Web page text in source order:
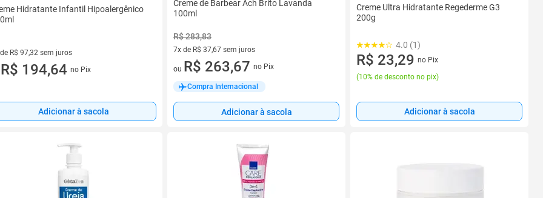
Hidratante Infantil Hipoalergênico
R$ 97,32 sem juros
de R$ 97,32 sem juros
R$ 194,64 no Pix
Adicionar à sacola
Creme de Barbear Ach Brito Lavanda
100ml
R$ 283,83
7x de R$ 37,67 sem juros
7 vez de R$ 37,67 sem juros
ou R$ 263,67 no Pix
Compra Internacional
Adicionar à sacola
Creme Ultra Hidratante Regederme G3
200g
4.0 (1)
R$ 23,29 no Pix
(10% de desconto no pix)
Adicionar à sacola